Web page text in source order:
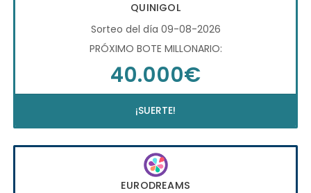
QUINIGOL
Sorteo del día 09-08-2026
PRÓXIMO BOTE MILLONARIO:
40.000€
¡SUERTE!
EURODREAMS